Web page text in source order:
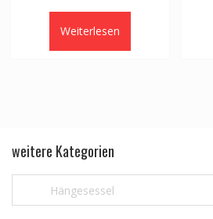
Weiterlesen
weitere Kategorien
Hängesessel